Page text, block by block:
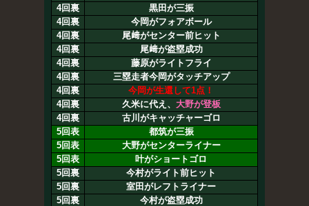
4回裏
黒田が三振
4回裏
今岡がフォアボール
4回裏
尾﨑がセンター前ヒット
4回裏
尾﨑が盗塁成功
4回裏
藤原がライトフライ
4回裏
三塁走者今岡がタッチアップ
4回裏
今岡が生還して1点！
4回裏
久米に代え、 大野が登板
4回裏
古川がキャッチャーゴロ
5回表
都筑が三振
5回表
大野がセンターライナー
5回表
叶がショートゴロ
5回裏
今村がライト前ヒット
5回裏
室田がレフトライナー
5回裏
今村が盗塁成功